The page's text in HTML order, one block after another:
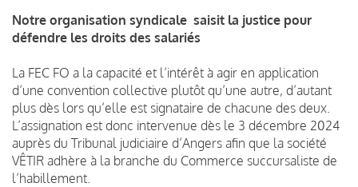
Notre organisation syndicale saisit la justice pour
défendre les droits des salariés
La FEC FO a la capacité et l’intérêt à agir en application
d’une convention collective plutôt qu’une autre, d’autant
plus dès lors qu’elle est signataire de chacune des deux.
L’assignation est donc intervenue dès le 3 décembre 2024
auprès du Tribunal judiciaire d’Angers afin que la société
VÊTIR adhère à la branche du Commerce succursaliste de
l’habillement.